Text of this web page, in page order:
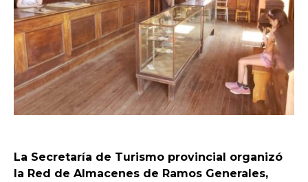
La Secretaría de Turismo provincial organizó
la Red de Almacenes de Ramos Generales,